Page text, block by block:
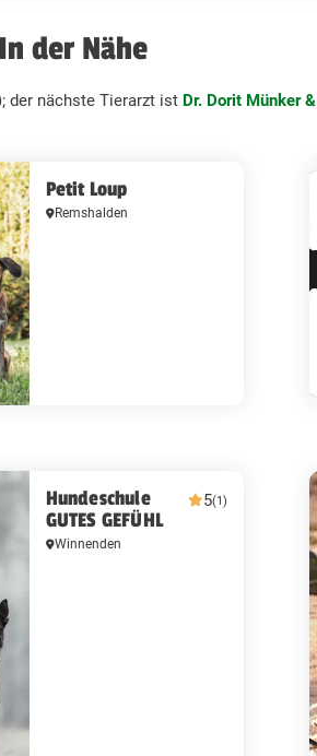
In der Nähe
der nächste Tierarzt ist Dr. Dorit Münker
Petit Loup
Remshalden
Hundeschule
GUTES GEFÜHL
5(1)
Winnenden